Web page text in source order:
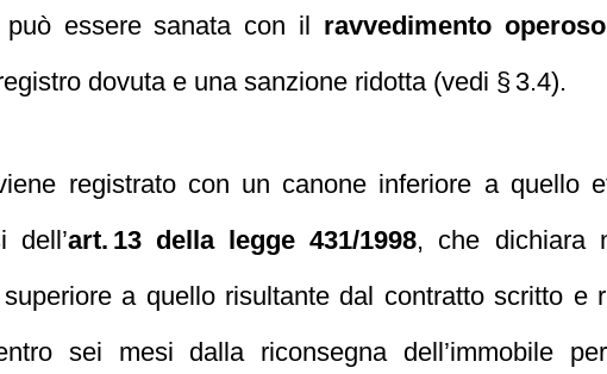
essere sanata con il ravvedimento operoso
dovuta e una sanzione ridotta (vedi § 3.4).
registrato con un canone inferiore a quello
art. 13 della legge 431/1998, che dichiara
a quello risultante dal contratto scritto e
sei mesi dalla riconsegna dell’immobile